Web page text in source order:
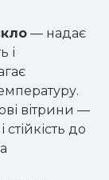
— надає
і
вітрини —
стійкість до